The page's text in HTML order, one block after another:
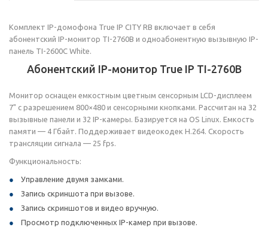
Комплект IP-домофона True IP CITY RB включает в себя
абонентский IP-монитор TI-2760B и одноабонентную вызывную IP-
панель TI-2600C White.
Абонентский IP-монитор True IP TI-2760B
Монитор оснащен емкостным цветным сенсорным LCD-дисплеем
7" с разрешением 800×480 и сенсорными кнопками. Рассчитан на 32
вызывные панели и 32 IP-камеры. Базируется на OS Linux. Емкость
памяти — 4 Гбайт. Поддерживает видеокодек H.264. Скорость
трансляции сигнала — 25 fps.
Функциональность:
Управление двумя замками.
Запись скриншота при вызове.
Запись скриншотов и видео вручную.
Просмотр подключенных IP-камер при вызове.